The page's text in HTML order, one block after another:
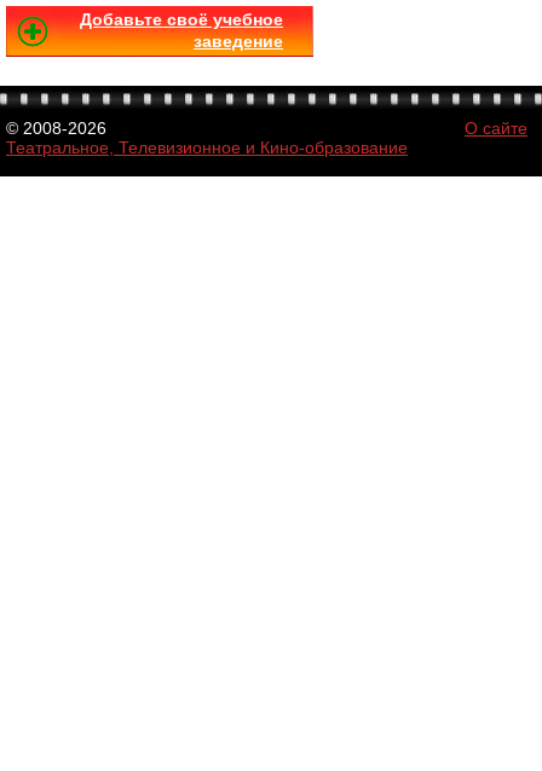
Добавьте своё учебное
заведение
© 2008-2026
Театральное, Телевизионное и Кино-образование
О сайте